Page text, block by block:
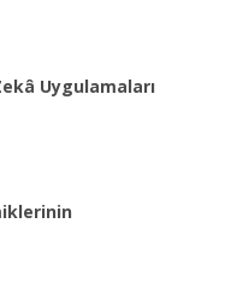
Uygulamaları